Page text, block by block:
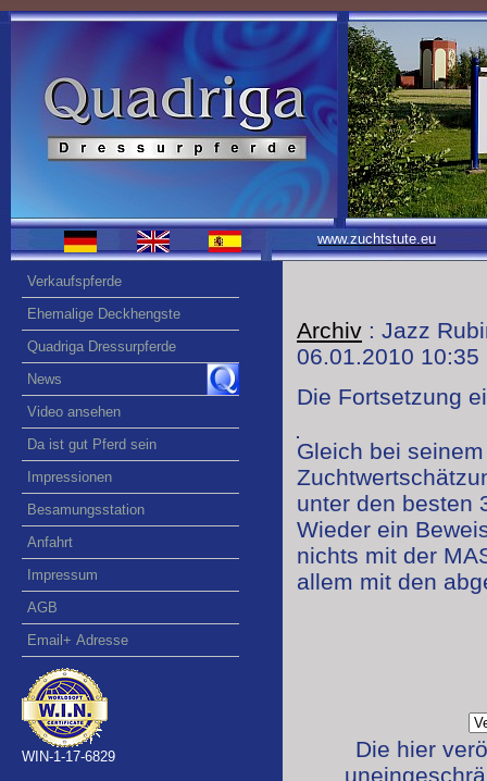
Verkaufspferde
Ehemalige Deckhengste
Quadriga Dressurpferde
News
Video ansehen
Da ist gut Pferd sein
Impressionen
Besamungsstation
Anfahrt
Impressum
AGB
Email+ Adresse
WIN-1-17-6829
www.zuchtstute.eu
Archiv : Jazz
06.01.2010 10:35
Die Fortsetzung
Gleich bei
unter den besten
Wieder ein
nichts mit der
allem mit den
Die hier